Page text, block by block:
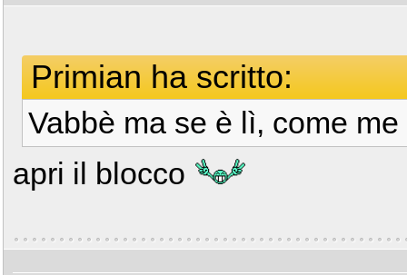
Primian ha scritto:
Vabbè ma se è lì, come
apri il blocco